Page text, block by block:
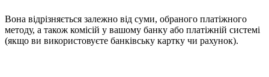
Вона відрізняється залежно від суми, обраного платіжного
методу, а також комісій у вашому банку або платіжній системі
(якщо ви використовуєте банківську картку чи рахунок).